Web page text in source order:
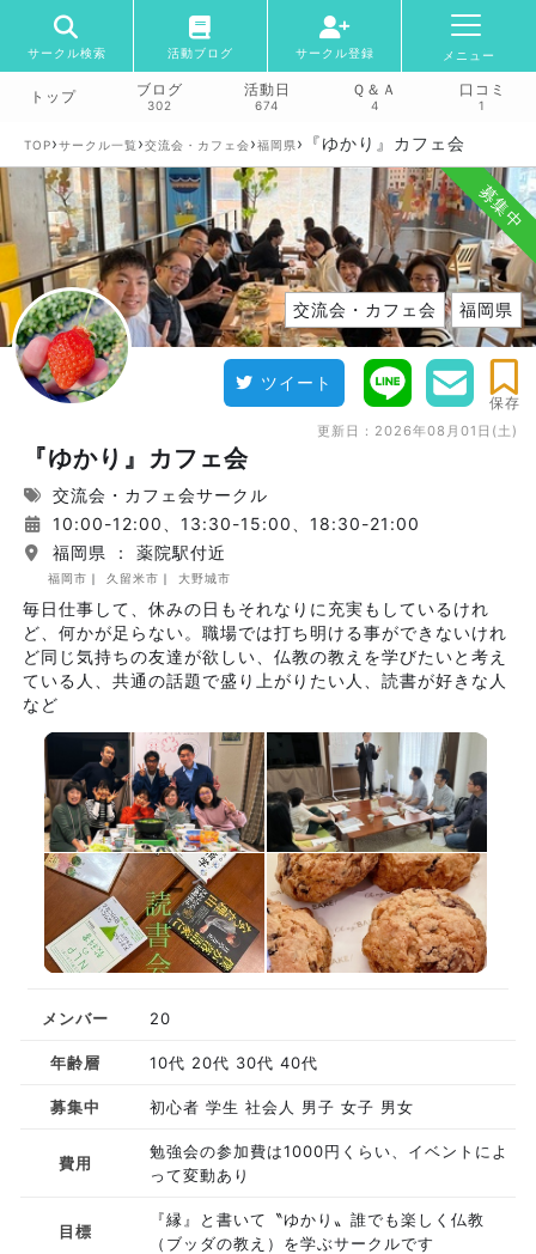
サークル検索 活動ブログ サークル登録 メニュー
トップ ブログ
302
活動日
674
Ｑ＆Ａ
4
口コミ
1
TOP›サークル一覧 ›交流会・カフェ会›福岡県› 『ゆかり』カフェ会
募集中
交流会・カフェ会 福岡県
ツイート
保存
更新日： 2026年08月01日(土)
『ゆかり』カフェ会
交流会・カフェ会サークル
10:00-12:00、13:30-15:00、18:30-21:00
福岡県 ： 薬院駅付近
福岡市 久留米市 大野城市
毎日仕事して、休みの日もそれなりに充実もしているけれ
ど、何かが足らない。職場では打ち明ける事ができないけれ
ど同じ気持ちの友達が欲しい、仏教の教えを学びたいと考え
ている人、共通の話題で盛り上がりたい人、読書が好きな人
など
メンバー 20
年齢層 10代 20代 30代 40代
募集中 初心者 学生 社会人 男子 女子 男女
費用
勉強会の参加費は1000円くらい、イベントによ
って変動あり
目標
『縁』と書いて〝ゆかり〟誰でも楽しく仏教
（ブッダの教え）を学ぶサークルです